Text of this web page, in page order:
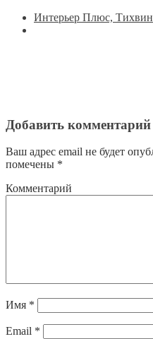
Интерьер Плюс, Тихвин
Добавить комментарий
Ваш адрес email не будет
помечены *
Комментарий
Имя *
Email *